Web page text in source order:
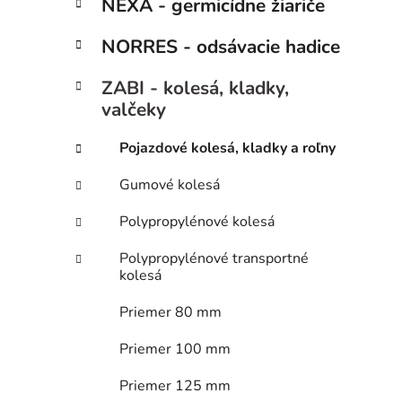
ý
a
n
e
ó
i
NEXA - germicídne žiariče
NORRES - odsávacie hadice
ZABI - kolesá, kladky,
valčeky
Pojazdové kolesá, kladky a roľny
Gumové kolesá
Polypropylénové kolesá
Polypropylénové transportné
kolesá
Priemer 80 mm
Priemer 100 mm
Priemer 125 mm